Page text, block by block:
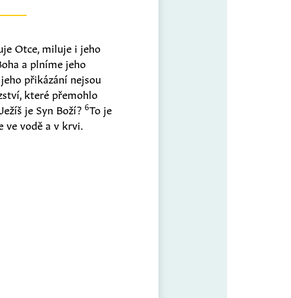
Otce, miluje i jeho
a plníme jeho
přikázání nejsou
které přemohlo
je Syn Boží?6To je
ve vodě a v krvi.